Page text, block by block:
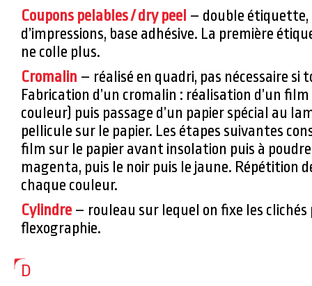
Coupons pelables / dry peel – double étiquette,
d’impressions, base adhésive. La première
ne colle plus.
Cromalin – réalisé en quadri, pas nécessaire si
Fabrication d’un cromalin : réalisation d’un
couleur) puis passage d’un papier spécial au
pellicule sur le papier. Les étapes suivantes
film sur le papier avant insolation puis à
magenta, puis le noir puis le jaune. Répétition
chaque couleur.
Cylindre – rouleau sur lequel on fixe les clichés
flexographie.
D